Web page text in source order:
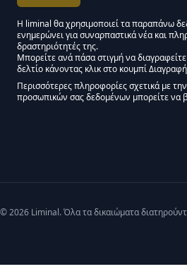
Εγκρίσεις Μάρκετινγκ
Η liminal θα χρησιμοποιεί τα παραπάνω
ενημερώνει για συναρπαστικά νέα και
δραστηριότητές της.
Μείνετε συντονισμένοι -
Μπορείτε ανά πάσα στιγμή να
δελτίο κάνοντας κλικ στο κουμπί
Περισσότερες πληροφορίες σχετικά με
προσωπικών σας δεδομένων μπορείτε να
© 2026 Liminal. Όλα τα δικαιώματα